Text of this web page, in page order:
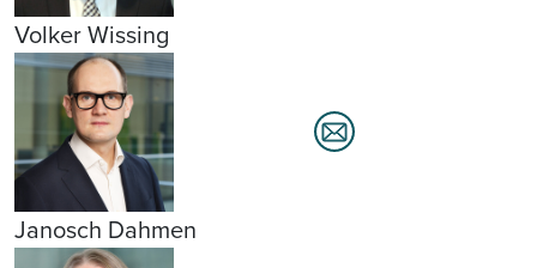
Volker Wissing
Janosch Dahmen